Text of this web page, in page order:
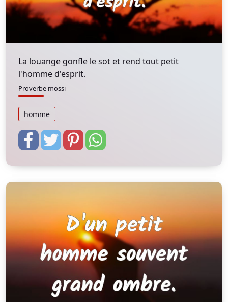
La louange gonfle le sot et rend tout petit
l'homme d'esprit.
Proverbe mossi
homme